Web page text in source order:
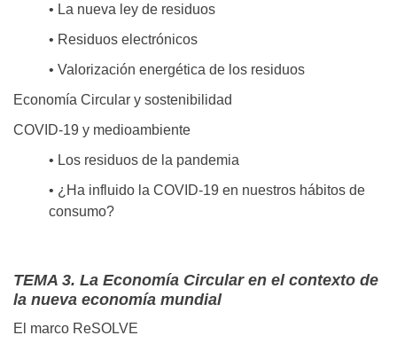
• La nueva ley de residuos
• Residuos electrónicos
• Valorización energética de los residuos
Economía Circular y sostenibilidad
COVID-19 y medioambiente
• Los residuos de la pandemia
• ¿Ha influido la COVID-19 en nuestros hábitos de
consumo?
TEMA 3. La Economía Circular en el contexto de
la nueva economía mundial
El marco ReSOLVE